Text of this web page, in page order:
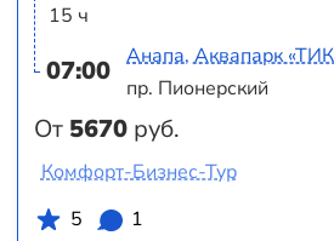
15 ч
07:00
От 5670 руб.
Анапа, Аквапарк
пр. Пионерский
Комфорт-Бизнес-Тур
5
1